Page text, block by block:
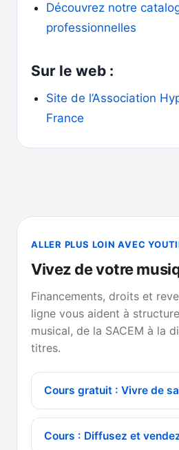
Découvrez notre
professionnelles
Sur le web :
Site de l’Association
France
ALLER PLUS LOIN AVEC
Vivez de votre
Financements, droits et
ligne vous aident à
musical, de la SACEM à la
titres.
Cours gratuit : Vivre de
Cours : Diffusez et